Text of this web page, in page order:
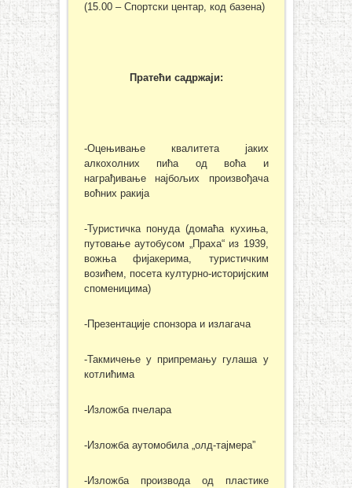
(15.00 – Спортски центар, код базена)
Пратећи садржаји:
-Оцењивање квалитета јаких
алкохолних пића од воћа и
награђивање најбољих произвођача
воћних ракија
-Туристичка понуда (домаћа кухиња,
путовање аутобусом „Праха“ из 1939,
вожња фијакерима, туристичким
возићем, посета културно-историјским
споменицима)
-Презентације спонзора и излагача
-Такмичење у припремању гулаша у
котлићима
-Изложба пчелара
-Изложба аутомобила „олд-тајмера”
-Изложба производа од пластике